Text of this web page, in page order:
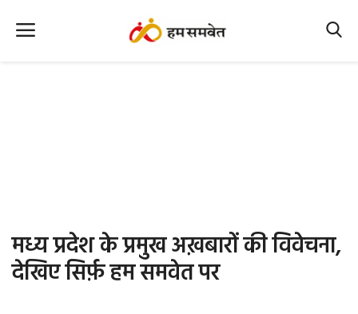
Office Office
मध्य प्रदेश के प्रमुख अख़बारों की विवेचना,
देखिए सिर्फ़ हम समवेत पर